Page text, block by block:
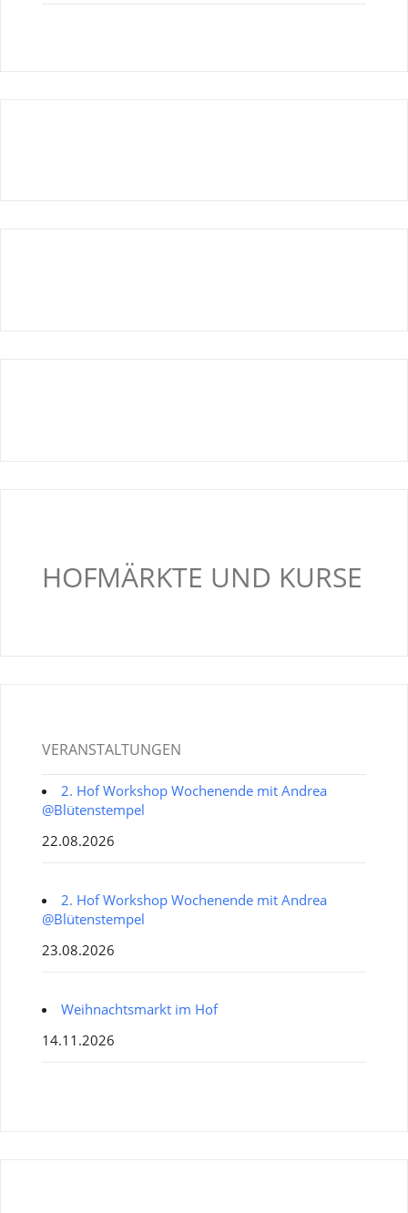
HOFMÄRKTE UND KURSE
VERANSTALTUNGEN
2. Hof Workshop Wochenende mit Andrea
@Blütenstempel
22.08.2026
2. Hof Workshop Wochenende mit Andrea
@Blütenstempel
23.08.2026
Weihnachtsmarkt im Hof
14.11.2026